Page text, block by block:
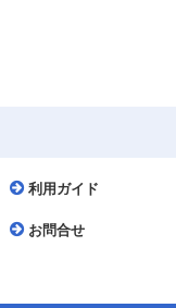
利用ガイド
お問合せ